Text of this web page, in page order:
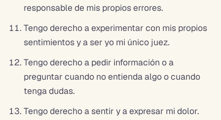
responsable de mis propios errores.
Tengo derecho a experimentar con mis propios
sentimientos y a ser yo mi único juez.
Tengo derecho a pedir información o a
preguntar cuando no entienda algo o cuando
tenga dudas.
Tengo derecho a sentir y a expresar mi dolor.